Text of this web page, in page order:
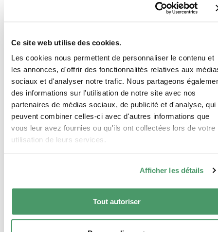
Ce site web utilise des cookies.
Les cookies nous permettent de personnaliser le contenu et
les annonces, d'offrir des fonctionnalités relatives aux
sociaux et d'analyser notre trafic. Nous partageons
des informations sur l'utilisation de notre site avec nos
partenaires de médias sociaux, de publicité et d'analyse, qui
peuvent combiner celles-ci avec d'autres informations que
vous leur avez fournies ou qu'ils ont collectées lors de votre
utilisation de leurs services.
Afficher les détails
Tout autoriser
Le traitement est compliqué et les